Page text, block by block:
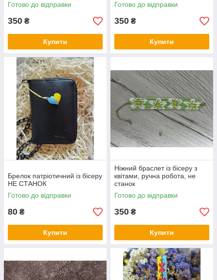
Готово до відправки
350 ₴
Купити
Готово до відправки
350 ₴
Купити
Брелок патріотичний із бісеру
НЕ СТАНОК
Готово до відправки
80 ₴
Купити
Ніжний браслет із бісеру з
квітами, ручна робота, не
станок
Готово до відправки
350 ₴
Купити